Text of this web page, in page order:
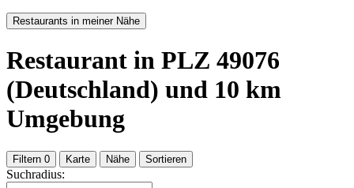
Restaurants in meiner Nähe
Restaurant in PLZ 49076
(Deutschland) und 10 km
Umgebung
Filtern 0 Karte Nähe Sortieren
Suchradius: